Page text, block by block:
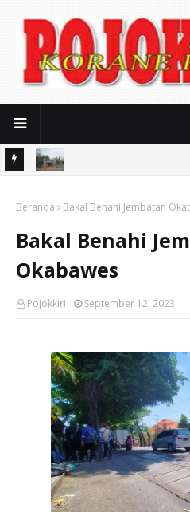
Seragam Mahal dan Iuran
Beranda Bakal Benahi Jembatan
Bakal Benahi
Okabawes
Pojokkiri September 12, 2023